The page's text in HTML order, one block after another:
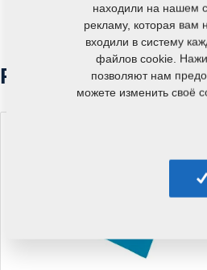
Рекомендуем к
находили на нашем
рекламу, которая вам
входили в систему
файлов cookie.
позволяют нам
можете изменить своё